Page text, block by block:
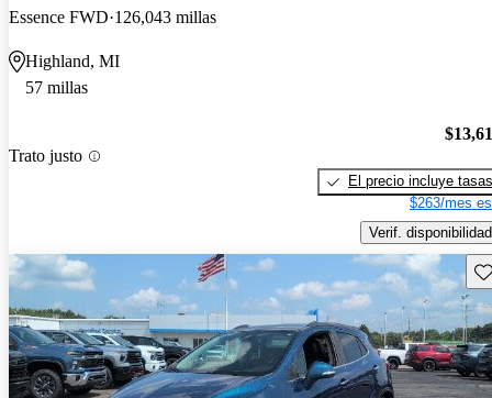
Essence FWD 126,043 millas
Highland, MI
57 millas
Trato justo
El precio incluye tasas
$263/mes
Verif. disponibilidad